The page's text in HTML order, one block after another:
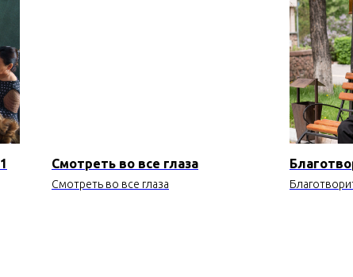
Смотреть во все глаза
Смотреть во все глаза